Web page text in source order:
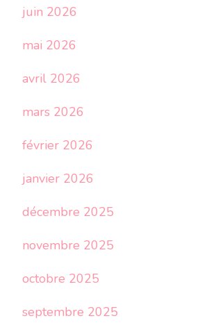
juin 2026
mai 2026
avril 2026
mars 2026
février 2026
janvier 2026
décembre 2025
novembre 2025
octobre 2025
septembre 2025